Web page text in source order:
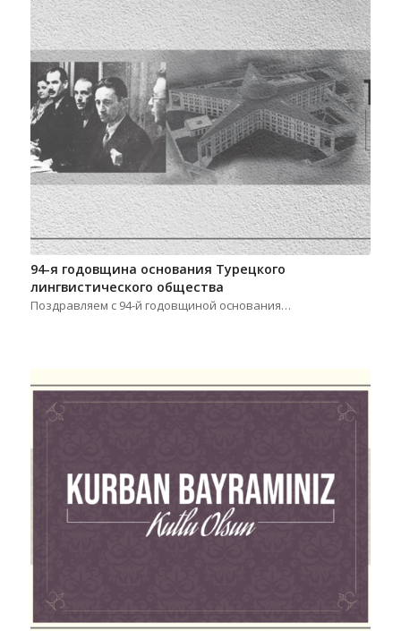
94-я годовщина основания Турецкого
лингвистического общества
Поздравляем с 94-й годовщиной основания…